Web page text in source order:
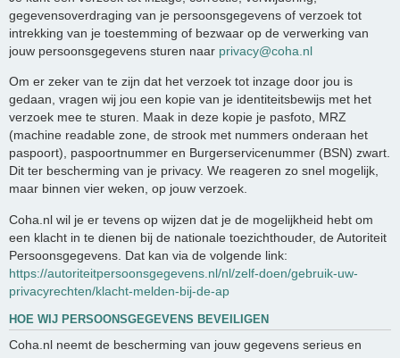
gegevensoverdraging van je persoonsgegevens of verzoek tot
intrekking van je toestemming of bezwaar op de verwerking van
jouw persoonsgegevens sturen naar privacy@coha.nl
Om er zeker van te zijn dat het verzoek tot inzage door jou is
gedaan, vragen wij jou een kopie van je identiteitsbewijs met het
verzoek mee te sturen. Maak in deze kopie je pasfoto, MRZ
(machine readable zone, de strook met nummers onderaan het
paspoort), paspoortnummer en Burgerservicenummer (BSN) zwart.
Dit ter bescherming van je privacy. We reageren zo snel mogelijk,
maar binnen vier weken, op jouw verzoek.
Coha.nl wil je er tevens op wijzen dat je de mogelijkheid hebt om
een klacht in te dienen bij de nationale toezichthouder, de Autoriteit
Persoonsgegevens. Dat kan via de volgende link:
https://autoriteitpersoonsgegevens.nl/nl/zelf-doen/gebruik-uw-
privacyrechten/klacht-melden-bij-de-ap
HOE WIJ PERSOONSGEGEVENS BEVEILIGEN
Coha.nl neemt de bescherming van jouw gegevens serieus en